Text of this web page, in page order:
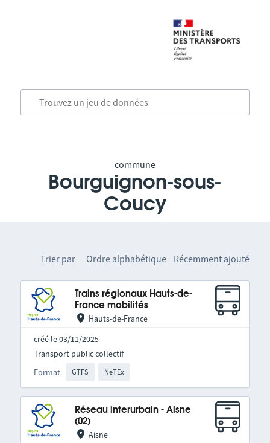
commune
Bourguignon-sous-
Coucy
Trier par Ordre alphabétique Récemment ajouté
Trains régionaux Hauts-de-
France mobilités
Hauts-de-France
créé le 03/11/2025
Format GTFS NeTEx
Transport public collectif
Réseau interurbain - Aisne
(02)
Aisne